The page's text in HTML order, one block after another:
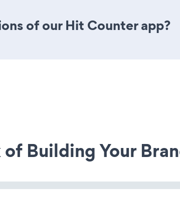
of our Hit Counter app?
Building Your